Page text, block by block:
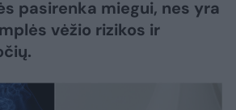
pasirenka miegui, nes yra
vėžio rizikos ir